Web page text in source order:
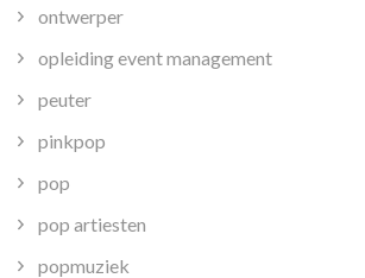
ontwerper
opleiding event management
peuter
pinkpop
pop
pop artiesten
popmuziek